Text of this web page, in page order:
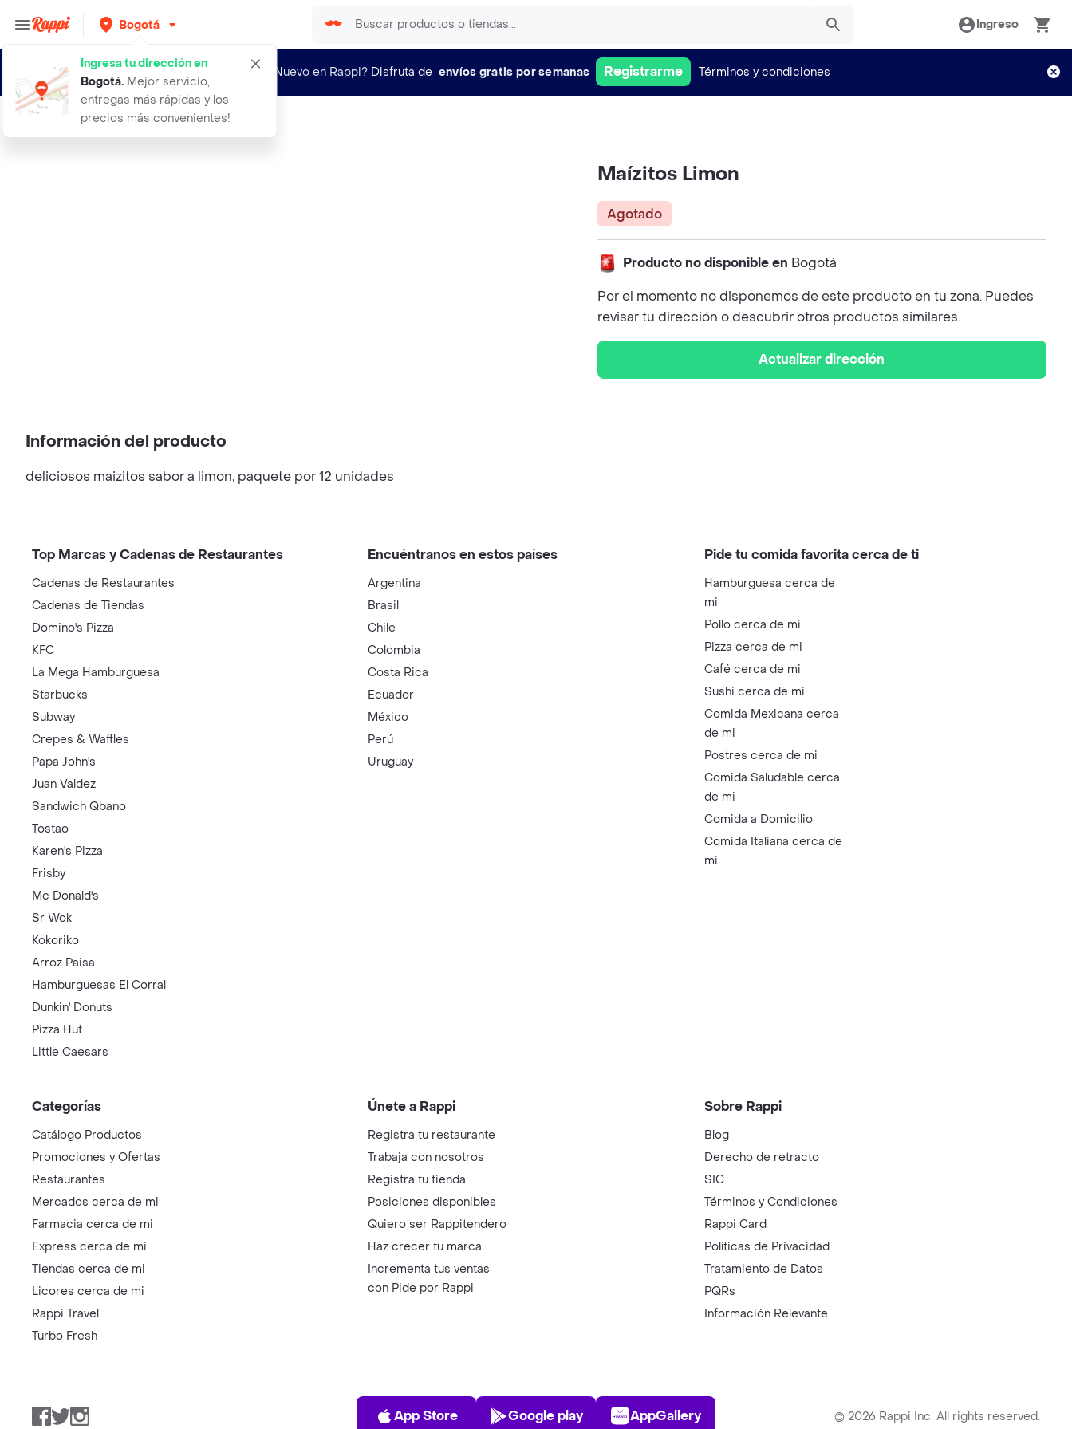
Bogotá
Ingresa tu dirección en
Bogotá. Mejor servicio,
entregas más rápidas y los
precios más convenientes!
Ingreso
¿Nuevo en Rappi? Disfruta de envíos gratis por semanas Registrarme Términos y condiciones
maizitos limon
Maízitos Limon
Agotado
Producto no disponible en Bogotá
Por el momento no disponemos de este producto en tu zona. Puedes
revisar tu dirección o descubrir otros productos similares.
Actualizar dirección
Información del producto
deliciosos maizitos sabor a limon, paquete por 12 unidades
Top Marcas y Cadenas de Restaurantes
Cadenas de Restaurantes
Cadenas de Tiendas
Domino's Pizza
KFC
La Mega Hamburguesa
Starbucks
Subway
Crepes & Waffles
Papa John's
Juan Valdez
Sandwich Qbano
Tostao
Karen's Pizza
Frisby
Mc Donald's
Sr Wok
Kokoriko
Arroz Paisa
Hamburguesas El Corral
Dunkin' Donuts
Pizza Hut
Little Caesars
Encuéntranos en estos países
Argentina
Brasil
Chile
Colombia
Costa Rica
Ecuador
México
Perú
Uruguay
Pide tu comida favorita cerca de ti
Hamburguesa cerca de
mi
Pollo cerca de mi
Pizza cerca de mi
Café cerca de mi
Sushi cerca de mi
Comida Mexicana cerca
de mi
Postres cerca de mi
Comida Saludable cerca
de mi
Comida a Domicilio
Comida Italiana cerca de
mi
Categorías
Catálogo Productos
Promociones y Ofertas
Restaurantes
Mercados cerca de mi
Farmacia cerca de mi
Express cerca de mi
Tiendas cerca de mi
Licores cerca de mi
Rappi Travel
Turbo Fresh
Únete a Rappi
Registra tu restaurante
Trabaja con nosotros
Registra tu tienda
Posiciones disponibles
Quiero ser Rappitendero
Haz crecer tu marca
Incrementa tus ventas
con Pide por Rappi
Sobre Rappi
Blog
Derecho de retracto
SIC
Términos y Condiciones
Rappi Card
Políticas de Privacidad
Tratamiento de Datos
PQRs
Información Relevante
Facebook
TwitterInstagram
App Store
App Store
Play Store
Google play
AppGallery
AppGallery © 2026 Rappi Inc. All rights reserved.